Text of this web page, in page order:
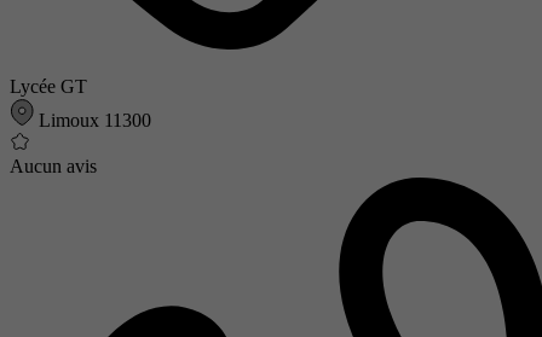
Lycée GT
Limoux 11300
Aucun avis